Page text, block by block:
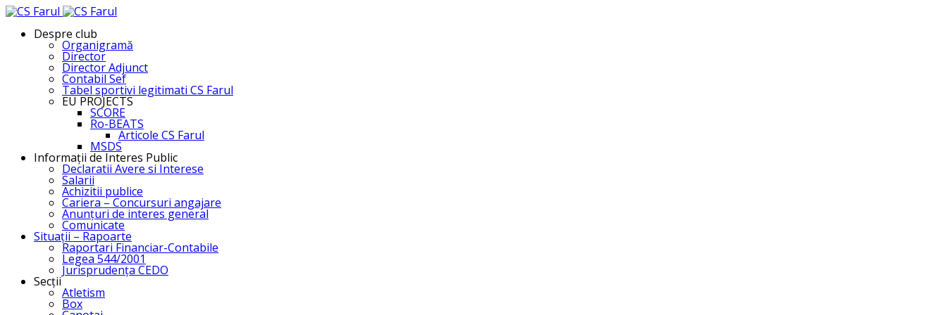
Despre club
Organigramă
Director
Director Adjunct
Contabil Sef
Tabel sportivi legitimati CS Farul
EU PROJECTS
SCORE
Ro-BEATS
Articole CS Farul
MSDS
Informații de Interes Public
Declaratii Avere si Interese
Salarii
Achizitii publice
Cariera – Concursuri angajare
Anunțuri de interes general
Comunicate
Situații – Rapoarte
Raportari Financiar-Contabile
Legea 544/2001
Jurisprudența CEDO
Secții
Atletism
Box